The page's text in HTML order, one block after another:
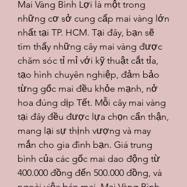
Mai Vàng Bình Lợi là một trong
những cơ sở cung cấp mai vàng lớn
nhất tại TP. HCM. Tại đây, bạn sẽ
tìm thấy những cây mai vàng được
chăm sóc tỉ mỉ với kỹ thuật cắt tỉa,
tạo hình chuyên nghiệp, đảm bảo
từng gốc mai đều khỏe mạnh, nở
hoa đúng dịp Tết. Mỗi cây mai vàng
tại đây đều được lựa chọn cẩn thận,
mang lại sự thịnh vượng và may
mắn cho gia đình bạn. Giá trung
bình của các gốc mai dao động từ
400.000 đồng đến 500.000 đồng, và